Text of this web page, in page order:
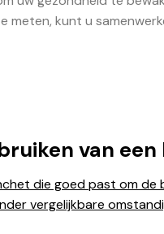
kunt u
van
die goed past om de
vergelijkbare